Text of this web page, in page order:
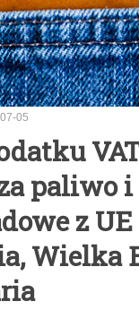
05
paliwo i
z UE
Wielka